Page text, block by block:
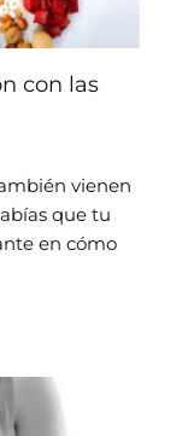
con las
vienen
que tu
en cómo